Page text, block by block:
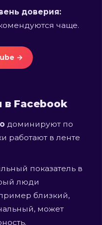
доверия:
чаще.
→
в Facebook
доминируют по
работают в ленте
показатель в
люди
близкий,
может